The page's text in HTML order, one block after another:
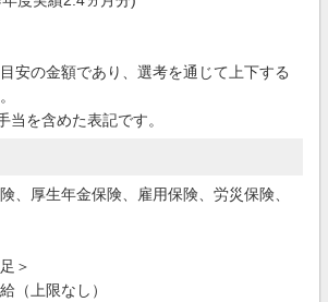
安の金額であり、選考を通じて上下する
当を含めた表記です。
、厚生年金保険、雇用保険、労災保険、
＞
（上限なし）